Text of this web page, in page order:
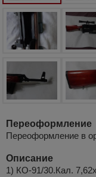
Переоформление
Переоформление в
Описание
1) КО-91/30.Кал.